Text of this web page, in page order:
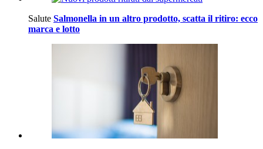
Salute Salmonella in un altro prodotto, scatta il ritiro: ecco
marca e lotto